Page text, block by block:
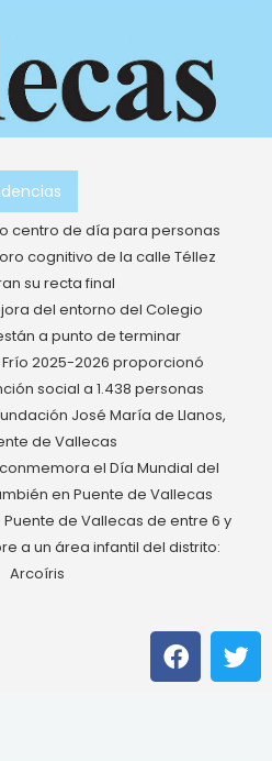
centro de día para personas
cognitivo de la calle Téllez
su recta final
del entorno del Colegio
a punto de terminar
2025-2026 proporcionó
social a 1.438 personas
José María de Llanos,
de Vallecas
el Día Mundial del
en Puente de Vallecas
de Vallecas de entre 6 y
a un área infantil del distrito:
Arcoíris
F
a
c
T
w
i